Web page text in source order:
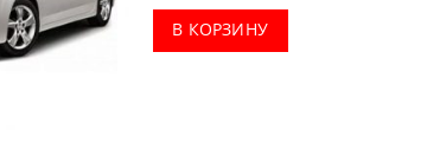
В КОРЗИНУ